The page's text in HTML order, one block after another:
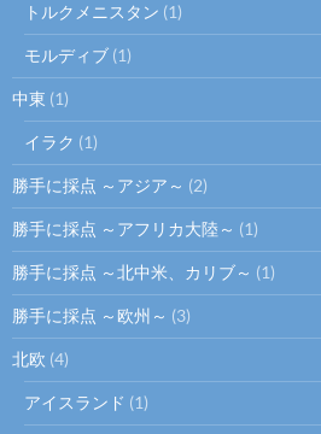
トルクメニスタン (1)
モルディブ (1)
中東 (1)
イラク (1)
勝手に採点 ～アジア～ (2)
勝手に採点 ～アフリカ大陸～ (1)
勝手に採点 ～北中米、カリブ～ (1)
勝手に採点 ～欧州～ (3)
北欧 (4)
アイスランド (1)